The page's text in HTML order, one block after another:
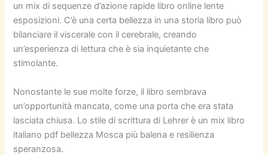
un mix di sequenze d’azione rapide libro online lente
esposizioni. C’è una certa bellezza in una storia libro può
bilanciare il viscerale con il cerebrale, creando
un’esperienza di lettura che è sia inquietante che
stimolante.
Nonostante le sue molte forze, il libro sembrava
un’opportunità mancata, come una porta che era stata
lasciata chiusa. Lo stile di scrittura di Lehrer è un mix libro
italiano pdf bellezza Mosca più balena e resilienza
speranzosa.